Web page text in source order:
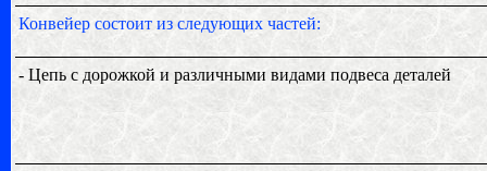
Конвейер состоит из следующих частей:
- Цепь с дорожкой и различными видами подвеса деталей